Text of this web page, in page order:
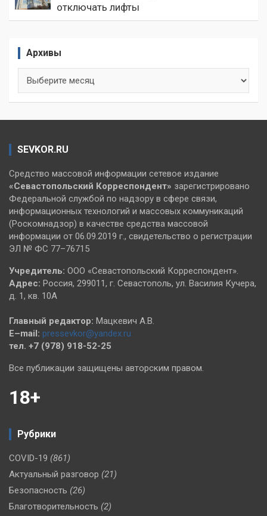
отключать лифты
Архивы
SEVKOR.RU
Средство массовой информации сетевое издание
«Севастопольский Корреспондент» зарегистрировано
Федеральной службой по надзору в сфере связи,
информационных технологий и массовых коммуникаций
(Роскомнадзор) в качестве средства массовой
информации от 06.09.2019 г., свидетельство о регистрации
ЭЛ № ФС 77–76715
Учредитель: ООО «Севастопольский Корреспондент».
Адрес: Россия, 299011, г. Севастополь, ул. Василия Кучера,
д. 1, кв. 10А
Главный редактор: Мацкевич А.В.
E–mail: pressevkor@yandex.ru
тел. +7 (978) 918-52-25
Все публикации защищены авторским правом.
18+
Рубрики
COVID-19 (861)
Актуальный разговор (21)
Безопасность (26)
Благотворительность (2)